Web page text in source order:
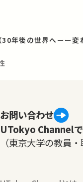
お問い合わせ
UTokyo Channel
（東京大学の教員・